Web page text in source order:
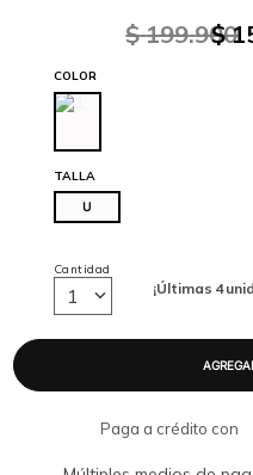
$ 199.900
$
TALLA
U
COLOR
¡Últimas 4
Cantidad
1
Paga a crédito con